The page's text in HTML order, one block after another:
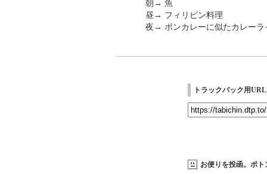
朝→ 魚
昼→ フィリピン料理
夜→ ボンカレーに似たカレーラ
トラックバック用URL
お便りを投函。ポト